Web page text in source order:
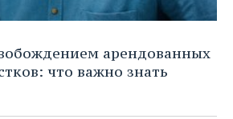
арендованных
что важно знать